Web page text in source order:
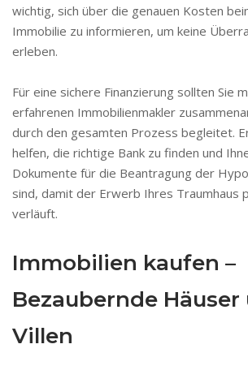
wichtig, sich über die genauen Kosten
Immobilie zu informieren, um keine
erleben.
Für eine sichere Finanzierung sollten Sie
erfahrenen Immobilienmakler
durch den gesamten Prozess begleitet.
helfen, die richtige Bank zu finden und
Dokumente für die Beantragung der
sind, damit der Erwerb Ihres Traumhaus
verläuft.
Immobilien kaufen –
Bezaubernde Häuser
Villen